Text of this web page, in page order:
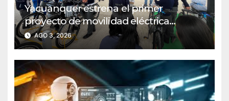
Yacuanquer estrena el primer
proyecto de movilidad eléctrica
estudiantil del país
AGO 3, 2026